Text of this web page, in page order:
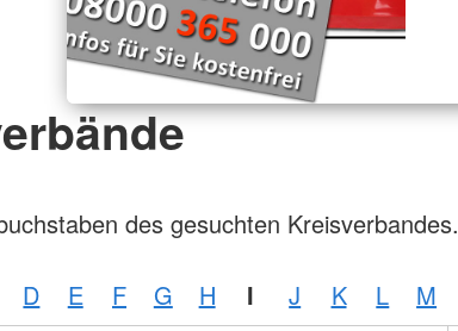
des gesuchten Kreisverbandes.
D E F G H I J K L M